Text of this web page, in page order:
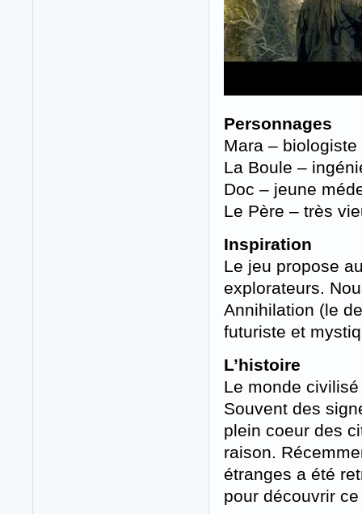
Personnages
Mara –
La Boule –
Doc – jeune
Le Père – très
Inspiration
Le jeu propose
explorateurs.
Annihilation (le
futuriste et
L’histoire
Le monde
Souvent des
plein coeur des
raison.
étranges a été
pour découvrir